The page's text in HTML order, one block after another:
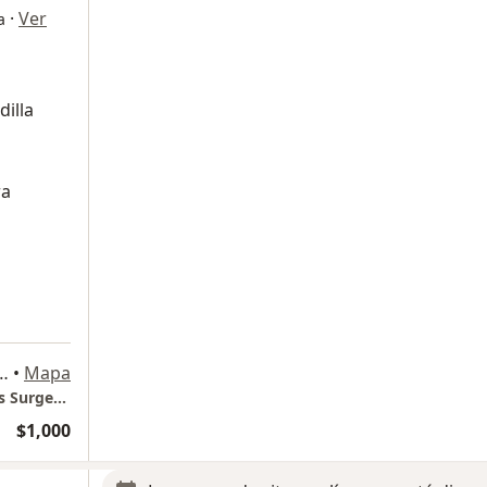
· Ver
Piso 6, Guadalajara • Mapa
Consultorio Dr. Daniel Ramírez (Medyarthros Surgery Center) Piso 6
$1,000